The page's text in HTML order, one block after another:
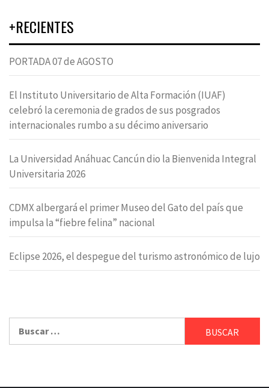
+RECIENTES
PORTADA 07 de AGOSTO
El Instituto Universitario de Alta Formación (IUAF)
celebró la ceremonia de grados de sus posgrados
internacionales rumbo a su décimo aniversario
La Universidad Anáhuac Cancún dio la Bienvenida Integral
Universitaria 2026
CDMX albergará el primer Museo del Gato del país que
impulsa la “fiebre felina” nacional
Eclipse 2026, el despegue del turismo astronómico de lujo